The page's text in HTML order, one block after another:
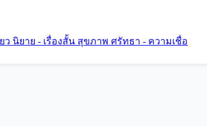
ว นิยาย - เรื่องสั้น สุขภาพ ศรัทธา - ความเชื่อ